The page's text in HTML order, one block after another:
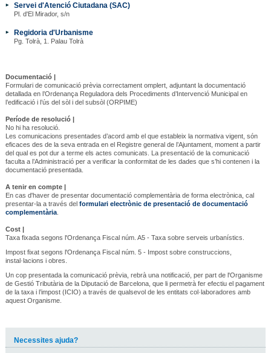
Servei d'Atenció Ciutadana (SAC)
Pl. d'El Mirador, s/n
Regidoria d'Urbanisme
Pg. Tolrà, 1. Palau Tolrà
Documentació |
Formulari de comunicació prèvia correctament omplert, adjuntant la documentació
detallada en l’Ordenança Reguladora dels Procediments d’Intervenció Municipal en
l’edificació i l’ús del sòl i del subsòl (ORPIME)
Període de resolució |
No hi ha resolució.
Les comunicacions presentades d’acord amb el que estableix la normativa vigent, són
eficaces des de la seva entrada en el Registre general de l’Ajuntament, moment a partir
del qual es pot dur a terme els actes comunicats. La presentació de la comunicació
faculta a l’Administració per a verificar la conformitat de les dades que s’hi contenen i la
documentació presentada.
A tenir en compte |
En cas d'haver de presentar documentació complementària de forma electrònica, cal
presentar-la a través del formulari electrònic de presentació de documentació
complementària.
Cost |
Taxa fixada segons l'Ordenança Fiscalnúm. A5 - Taxa sobre serveis urbanístics.
Impost fixat segons l'Ordenança Fiscalnúm. 5 - Impost sobre construccions,
instal·lacions i obres.
Un cop presentada la comunicació prèvia, rebrà una notificació, per part de l'Organisme
de Gestió Tributària de la Diputació de Barcelona, que li permetrà fer efectiu el pagament
de la taxa i l’impost (ICIO) a través de qualsevol de les entitats col·laboradores amb
aquest Organisme.
Necessites ajuda?